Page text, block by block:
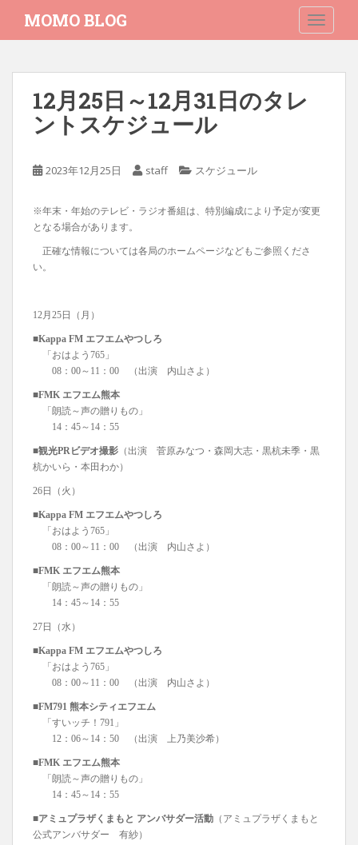
i
MOMO BLOG
12月25日～12月31日のタレ
ントスケジュール
2023年12月25日 staff スケジュール
※年末・年始のテレビ・ラジオ番組は、特別編成により予定が変更
となる場合があります。
正確な情報については各局のホームページなどもご参照くださ
い。
12月25日（月）
■Kappa FM エフエムやつしろ
「おはよう765」
08：00～11：00 （出演 内山さよ）
■FMK エフエム熊本
「朗読～声の贈りもの」
14：45～14：55
■観光PRビデオ撮影 （出演 菅原みなつ・森岡大志・黒杭未季・黒
杭かいら・本田わか）
26日（火）
■Kappa FM エフエムやつしろ
「おはよう765」
08：00～11：00 （出演 内山さよ）
■FMK エフエム熊本
「朗読～声の贈りもの」
14：45～14：55
27日（水）
■Kappa FM エフエムやつしろ
「おはよう765」
08：00～11：00 （出演 内山さよ）
■FM791 熊本シティエフエム
「すいッチ！791」
12：06～14：50 （出演 上乃美沙希）
■FMK エフエム熊本
「朗読～声の贈りもの」
14：45～14：55
■アミュプラザくまもと アンバサダー活動 （アミュプラザくまもと
公式アンバサダー 有紗）